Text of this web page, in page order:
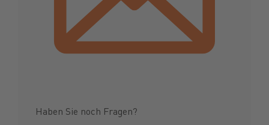
Haben Sie noch Fragen?